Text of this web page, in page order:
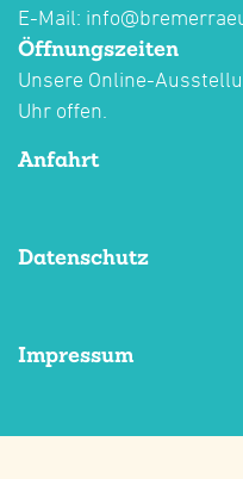
E-Mail:
Öffnungszeiten
Unsere Online-
Uhr offen.
Anfahrt
Datenschutz
Impressum